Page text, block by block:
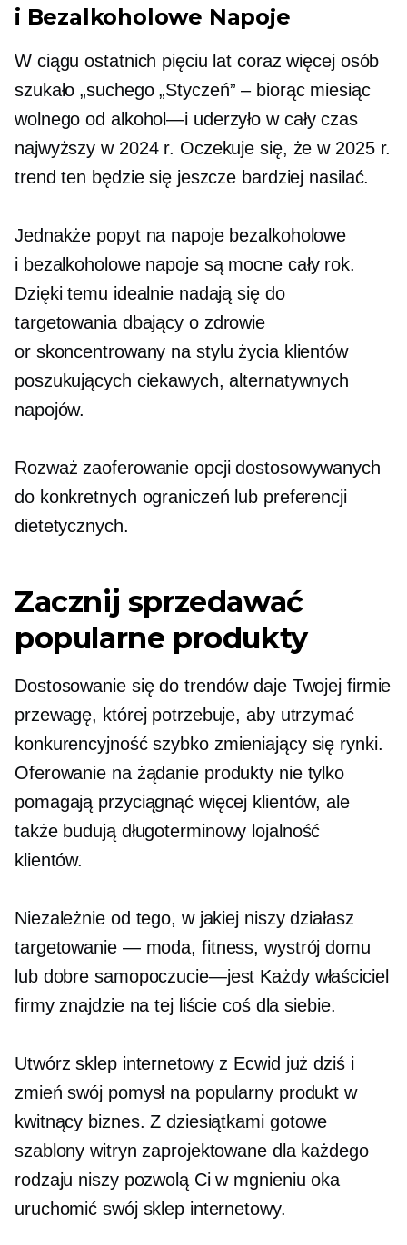
i Bezalkoholowe Napoje
W ciągu ostatnich pięciu lat coraz więcej osób
szukało „suchego„Styczeń” – biorącmiesiąc
wolnego od alkohol—i uderzyło w cały czas
najwyższy w 2024 r. Oczekuje się, że w 2025 r.
trend ten będzie się jeszcze bardziej nasilać.
Jednakże popyt na napoje bezalkoholowe
i bezalkoholowenapoje są mocne cały rok.
Dzięki temu idealnie nadają się do
targetowania dbający o zdrowie
or skoncentrowany na stylu życiaklientów
poszukujących ciekawych, alternatywnych
napojów.
Rozważ zaoferowanie opcji dostosowywanych
do konkretnych ograniczeń lub preferencji
dietetycznych.
Zacznij sprzedawać
popularne produkty
Dostosowanie się do trendów daje Twojej firmie
przewagę, której potrzebuje, aby utrzymać
konkurencyjnośćszybko zmieniający się rynki.
Oferowanie na żądanieprodukty nie tylko
pomagają przyciągnąć więcej klientów, ale
także budują długoterminowy lojalność
klientów.
Niezależnie od tego, w jakiej niszy działasz
targetowanie — moda, fitness, wystrój domu
lub dobre samopoczucie—jest Każdy właściciel
firmy znajdzie na tej liście coś dla siebie.
Utwórz sklep internetowy z Ecwid już dziś i
zmień swój pomysł na popularny produkt w
kwitnący biznes. Z dziesiątkami gotowe
szablony witryn zaprojektowane dla każdego
rodzaju niszy pozwolą Ci w mgnieniu oka
uruchomić swój sklep internetowy.